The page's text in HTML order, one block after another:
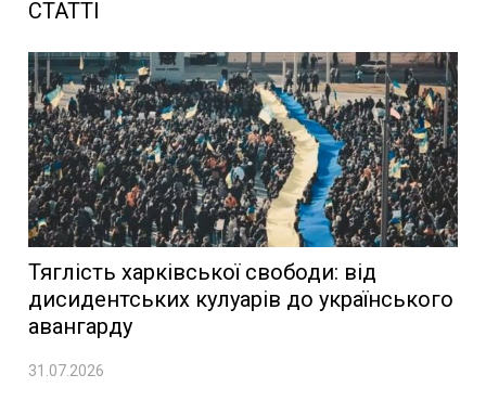
СТАТТІ
Тяглість харківської свободи: від
дисидентських кулуарів до українського
авангарду
31.07.2026